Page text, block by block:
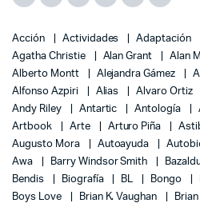
Acción Actividades Adaptación
Agatha Christie
Alan Grant Alan
Alberto Montt
Alejandra Gámez
Alfonso Azpiri
Alias Alvaro Ortiz
Andy Riley
Antartic Antología
Artbook
Arte Arturo Piña
Augusto Mora
Autoayuda
Awa
Barry Windsor Smith
Bendis
Biografía BL Bongo
Boys Love
Brian K. Vaughan